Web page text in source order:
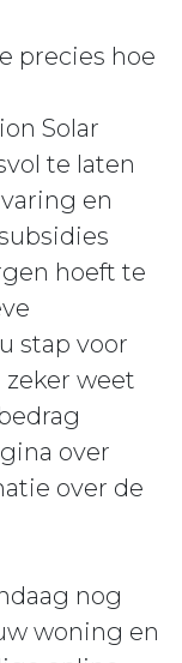
precies hoe
Solar
te laten
en
hoeft te
stap voor
zeker weet
over
over de
nog
woning en